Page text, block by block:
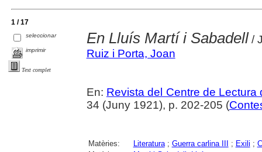
1 / 17
seleccionar
imprimir
Text complet
En Lluís Martí i Sabadell/
Ruiz i Porta, Joan
En: Revista del Centre de Lectura
34 (Juny 1921), p. 202-205 (
Matèries: Literatura; Guerra carlina III ; Exili ;